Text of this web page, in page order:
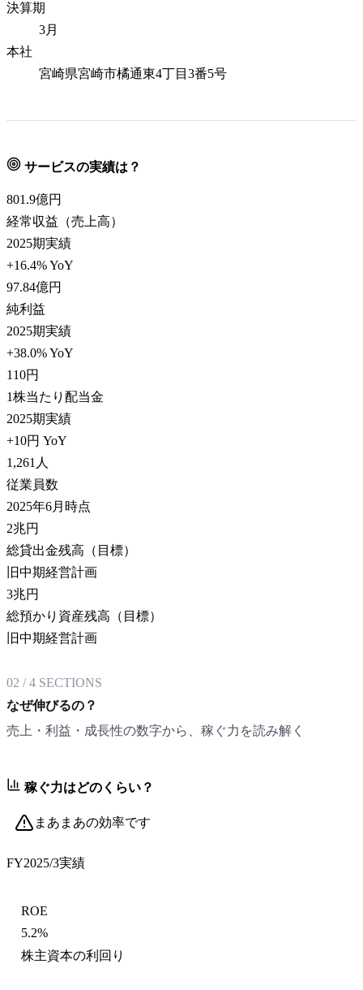
決算期
3月
本社
宮崎県宮崎市橘通東4丁目3番5号
サービスの実績は？
801.9億円
経常収益（売上高）
2025期実績
+16.4% YoY
97.84億円
純利益
2025期実績
+38.0% YoY
110円
1株当たり配当金
2025期実績
+10円 YoY
1,261 人
従業員数
2025年6月時点
2兆円
総貸出金残高（目標）
旧中期経営計画
3兆円
総預かり資産残高（目標）
旧中期経営計画
02 /4 SECTIONS
なぜ伸びるの？
売上・利益・成長性の数字から、稼ぐ力を読み解く
稼ぐ力はどのくらい？
まあまあの効率です
FY2025/3実績
ROE
5.2%
株主資本の利回り